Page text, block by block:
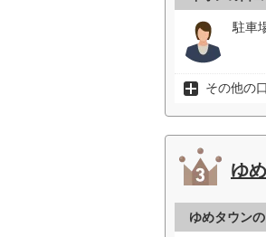
駐車
その他の
ゆ
ゆめタウン